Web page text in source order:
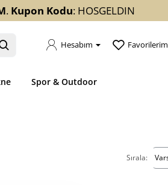
. Kupon Kodu: HOSGELDIN
Hesabım Favorilerim
Spor & Outdoor
Sırala: